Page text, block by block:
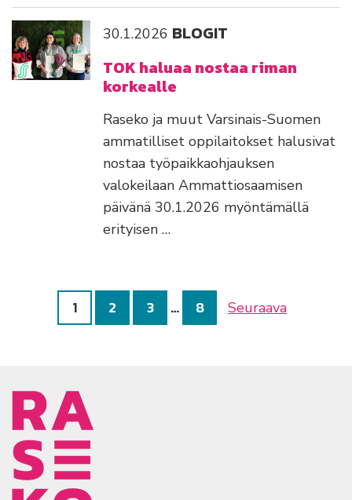
30.1.2026 BLOGIT
TOK haluaa nostaa riman
korkealle
Raseko ja muut Varsinais-Suomen
ammatilliset oppilaitokset halusivat
nostaa työpaikkaohjauksen
valokeilaan Ammattiosaamisen
päivänä 30.1.2026 myöntämällä
erityisen …
1 2 3 … 8 Seuraava